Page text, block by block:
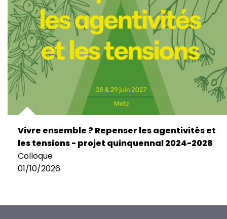
Vivre ensemble ? Repenser les agentivités et
les tensions - projet quinquennal 2024-2028
Colloque
01/10/2026